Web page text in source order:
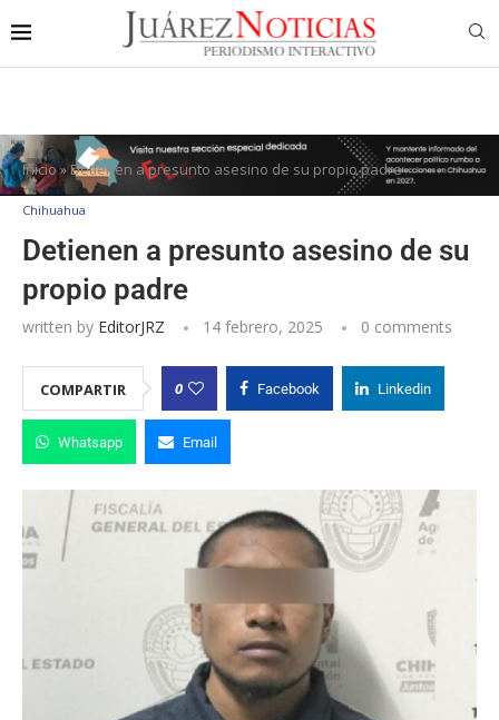
Inicio»Detienen a presunto asesino de su propio padre
Chihuahua
Detienen a presunto asesino de su
propio padre
written by EditorJRZ 14 febrero, 2025 0 comments
COMPARTIR 0 Facebook Linkedin
Whatsapp Email